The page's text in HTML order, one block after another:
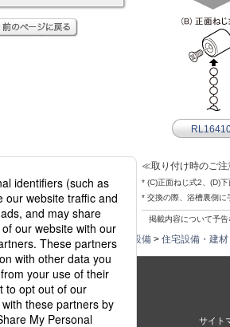
≪取り付け時のご
* (C)正面ねじ式2、(D)
* 交換の際、浴槽裏側に
掲載内容について予告
法人向けトップ >電気・建築設備> 住宅設備・建材
印刷
サイト